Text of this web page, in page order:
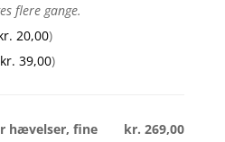
flere gange.
20,00)
kr. 39,00)
hævelser, fine
kr. 269,00